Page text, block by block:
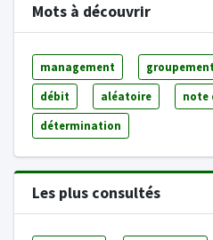
Mots à découvrir
management groupement
débit aléatoire note
détermination
Les plus consultés